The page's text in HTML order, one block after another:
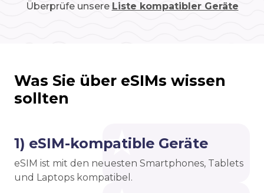
Überprüfe unsere Liste kompatibler Geräte
Was Sie über eSIMs wissen
sollten
1) eSIM-kompatible Geräte
eSIM ist mit den neuesten Smartphones, Tablets
und Laptops kompatibel.